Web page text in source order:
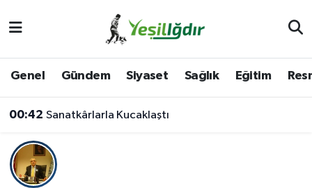
Genel Gündem Siyaset Sağlık Eğitim
00:42 Sanatkârlarla Kucaklaştı
Iğdır Trafik Yoğunluk Haritası